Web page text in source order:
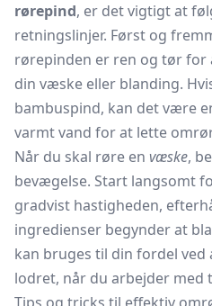
rørepind, er det vigtigt at
retningslinjer. Først og
rørepinden er ren og tør
din væske eller blanding.
bambuspind, kan det være
varmt vand for at lette
Når du skal røre en væske,
bevægelse. Start langsomt
gradvist hastigheden,
ingredienser begynder at
kan bruges til din fordel
lodret, når du arbejder med